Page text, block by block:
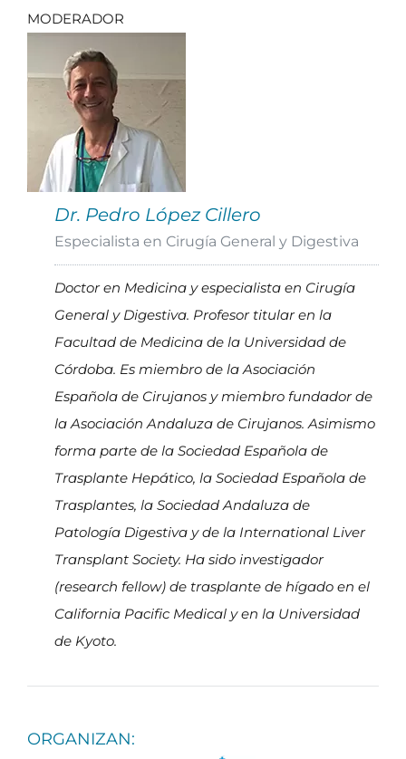
MODERADOR
Dr. Pedro López Cillero
Especialista en Cirugía General y Digestiva
Doctor en Medicina y especialista en Cirugía
General y Digestiva. Profesor titular en la
Facultad de Medicina de la Universidad de
Córdoba. Es miembro de la Asociación
Española de Cirujanos y miembro fundador de
la Asociación Andaluza de Cirujanos. Asimismo
forma parte de la Sociedad Española de
Trasplante Hepático, la Sociedad Española de
Trasplantes, la Sociedad Andaluza de
Patología Digestiva y de la International Liver
Transplant Society. Ha sido investigador
(research fellow) de trasplante de hígado en el
California Pacific Medical y en la Universidad
de Kyoto.
ORGANIZAN: